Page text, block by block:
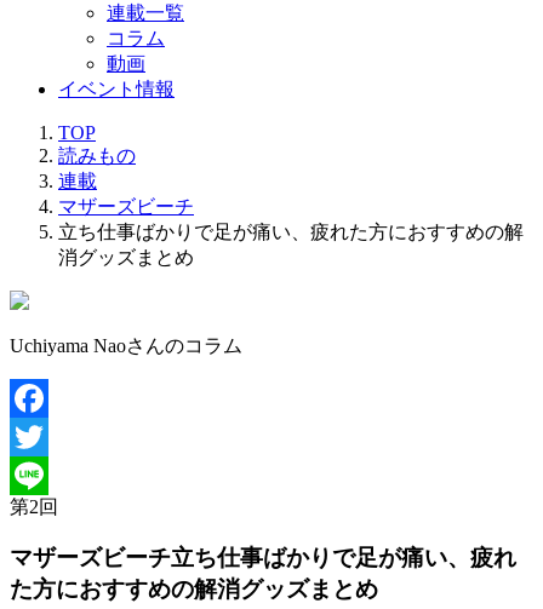
連載一覧
コラム
動画
イベント情報
TOP
読みもの
連載
マザーズビーチ
立ち仕事ばかりで足が痛い、疲れた方におすすめの解
消グッズまとめ
Uchiyama Naoさんのコラム
Facebook
Twitter
Line
第2回
マザーズビーチ立ち仕事ばかりで足が痛い、疲れ
た方におすすめの解消グッズまとめ